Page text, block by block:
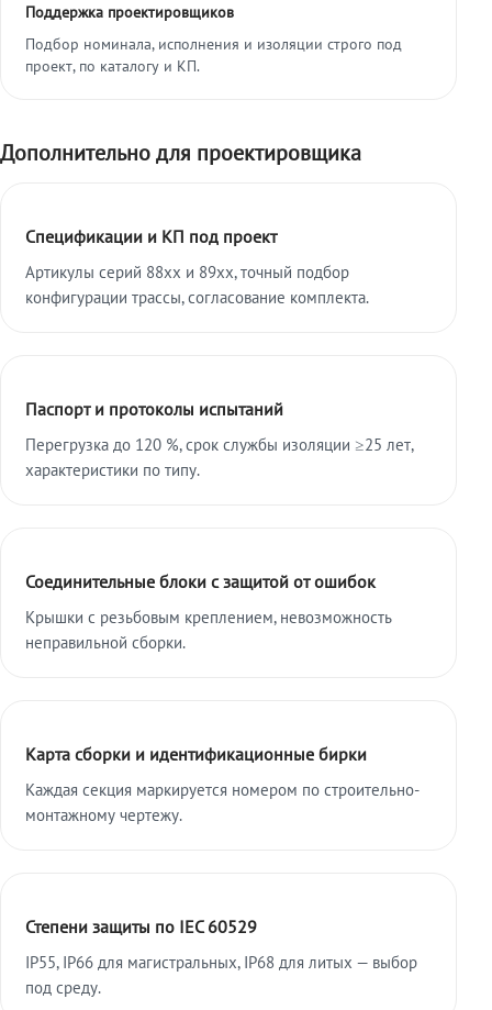
Поддержка проектировщиков
Подбор номинала, исполнения и изоляции строго под
проект, по каталогу и КП.
Дополнительно для проектировщика
Спецификации и КП под проект
Артикулы серий 88xx и 89xx, точный подбор
конфигурации трассы, согласование комплекта.
Паспорт и протоколы испытаний
Перегрузка до 120 %, срок службы изоляции ≥25 лет,
характеристики по типу.
Соединительные блоки с защитой от ошибок
Крышки с резьбовым креплением, невозможность
неправильной сборки.
Карта сборки и идентификационные бирки
Каждая секция маркируется номером по строительно-
монтажному чертежу.
Степени защиты по IEC 60529
IP55, IP66 для магистральных, IP68 для литых — выбор
под среду.